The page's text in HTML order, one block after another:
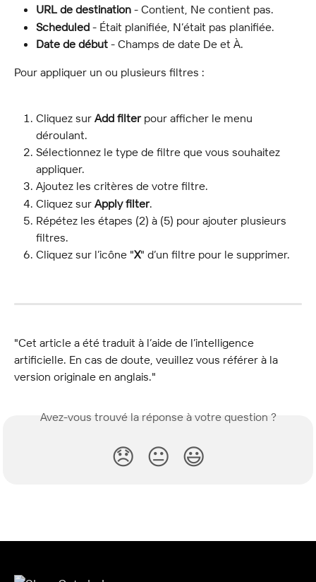
URL de destination - Contient, Ne contient pas.
Scheduled - Était planifiée, N’était pas planifiée.
Date de début - Champs de date De et À.
Pour appliquer un ou plusieurs filtres :
Cliquez sur Add filter pour afficher le menu
déroulant.
Sélectionnez le type de filtre que vous souhaitez
appliquer.
Ajoutez les critères de votre filtre.
Cliquez sur Apply filter.
Répétez les étapes (2) à (5) pour ajouter plusieurs
filtres.
Cliquez sur l’icône "X" d’un filtre pour le supprimer.
"Cet article a été traduit à l’aide de l’intelligence
artificielle. En cas de doute, veuillez vous référer à la
version originale en anglais."
Avez-vous trouvé la réponse à votre question ?
😞 😐 😃